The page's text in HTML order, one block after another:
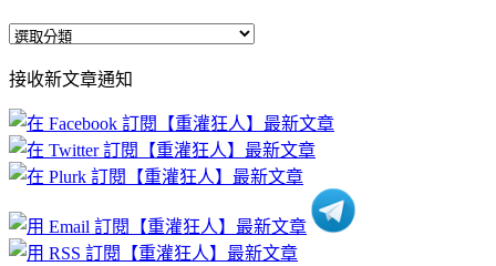
全
文
章
分
類
接收新文章通知